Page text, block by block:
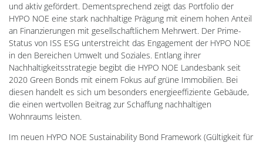
und aktiv gefördert. Dementsprechend zeigt das Portfolio der
HYPO NOE eine stark nachhaltige Prägung mit einem hohen Anteil
an Finanzierungen mit gesellschaftlichem Mehrwert. Der Prime-
Status von ISS ESG unterstreicht das Engagement der HYPO NOE
in den Bereichen Umwelt und Soziales. Entlang ihrer
Nachhaltigkeitsstrategie begibt die HYPO NOE Landesbank seit
2020 Green Bonds mit einem Fokus auf grüne Immobilien. Bei
diesen handelt es sich um besonders energieeffiziente Gebäude,
die einen wertvollen Beitrag zur Schaffung nachhaltigen
Wohnraums leisten.
Im neuen HYPO NOE Sustainability Bond Framework (Gültigkeit für